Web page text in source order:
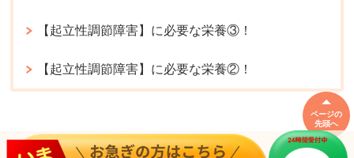
【起立性調節障害】に必要な栄養③！
【起立性調節障害】に必要な栄養②！
ページの
先頭へ